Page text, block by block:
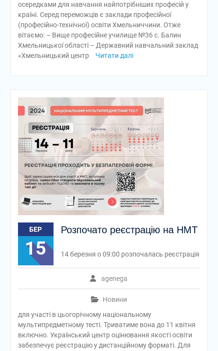
осередками для навчання найпотрібніших професій у
країні. Серед переможців є заклади професійної
(професійно-технічної) освіти Хмельниччини. Отже
вітаємо: – Вище професійне училище №36 с. Балин
Хмельницької області – Державний навчальний заклад
«Хмельницький центр
Читати далі
БЕР
15
Розпочато реєстрацію на НМТ
agenega
Новини
14 березня о 09:00 розпочалась реєстрація
для участі в цьогорічному національному
мультипредметному тесті. Триватиме вона до 11 квітня
включно. Український центр оцінювання якості освіти
забезпечує реєстрацію у дистанційному форматі. Для